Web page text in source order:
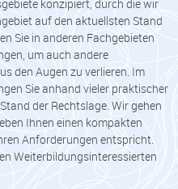
konzipiert, durch die wir
auf den aktuellsten Stand
Sie in anderen Fachgebieten
um auch andere
den Augen zu verlieren. Im
Sie anhand vieler praktischer
der Rechtslage. Wir gehen
Ihnen einen kompakten
Anforderungen entspricht.
Weiterbildungsinteressierten